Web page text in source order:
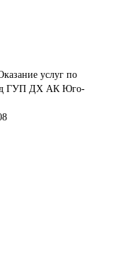
услуг по
ГУП ДХ АК Юго-